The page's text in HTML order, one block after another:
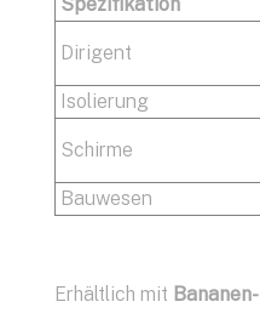
Dirigent
Isolierung
Schirme
Bauwesen
Erhältlich mit Bananen-